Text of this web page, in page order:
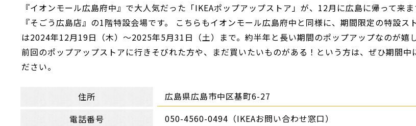
『イオンモール広島府中』で大人気だった「IKEAポップアップストア」が、12月に広島に帰って来
『そごう広島店』の1階特設会場です。 こちらもイオンモール広島府中と同様に、期間限定の特設ス
は2024年12月19日（木）～2025年5月31日（土）まで。約半年と長い期間のポップアップなのが嬉
前回のポップアップストアに行きそびれた方や、まだ買いたいものがある！という方は、ぜひ期間中
ださい。
住所
広島県広島市中区基町6-27
電話番号
050-4560-0494（IKEAお問い合わせ窓口）